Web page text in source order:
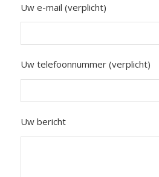
Uw e-mail (verplicht)
Uw telefoonnummer (verplicht)
Uw bericht